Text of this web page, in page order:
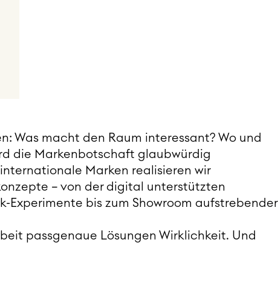
Was macht den Raum interessant? Wo und
die Markenbotschaft glaubwürdig
Marken realisieren wir
– von der digital unterstützten
Experimente bis zum Showroom aufstrebender
passgenaue Lösungen Wirklichkeit. Und